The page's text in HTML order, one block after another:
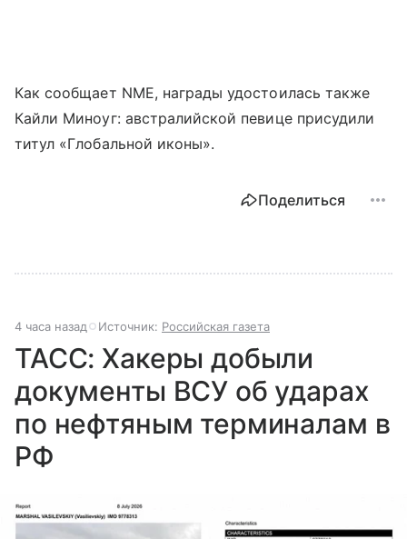
Как сообщает NME, награды удостоилась также
Кайли Миноуг: австралийской певице присудили
титул «Глобальной иконы».
Поделиться
4 часа назад Источник: Российская газета
ТАСС: Хакеры добыли
документы ВСУ об ударах
по нефтяным терминалам в
РФ